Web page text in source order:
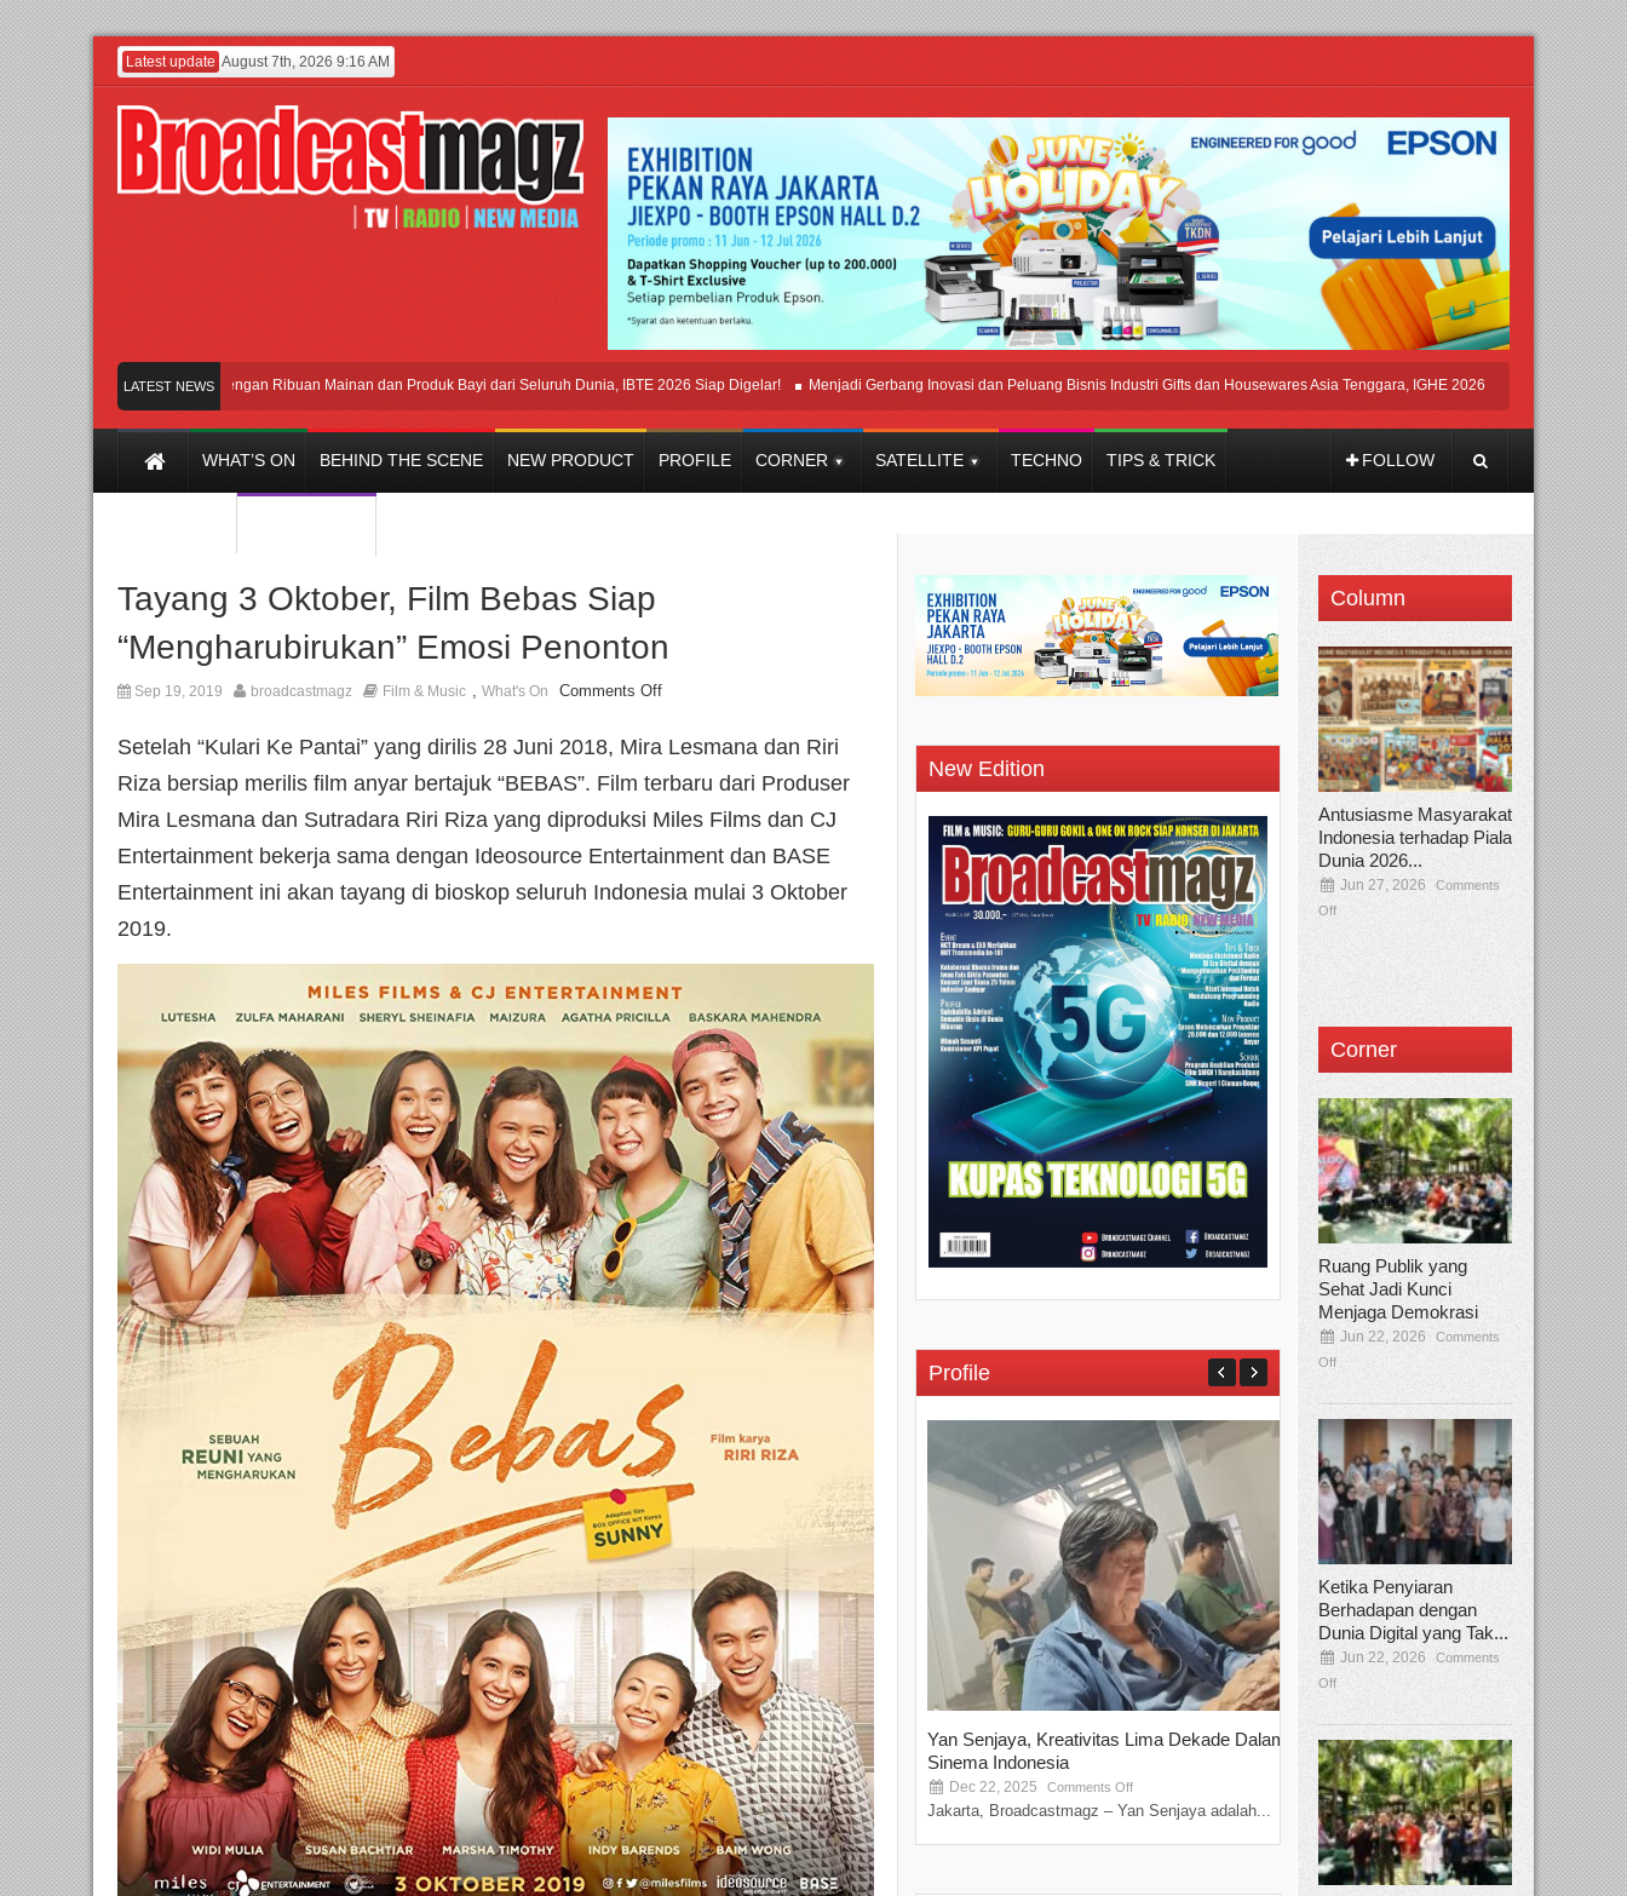
Latest update August 7th, 2026 9:16 AM
LATEST NEWS
Meramaikan Jakarta dengan Ribuan Mainan dan Produk Bayi dari Seluruh Dunia, IBTE 2026 Siap Digelar! Menjadi Gerbang Inovasi dan Peluang Bisnis Industri Gifts dan Housewares Asia Tenggara, IGHE 2026 Kembali Digelar di Jakarta
WHAT’S ON BEHIND THE SCENE NEW PRODUCT PROFILE CORNER SATELLITE TECHNO TIPS & TRICK FOLLOW
Tayang 3 Oktober, Film Bebas Siap
“Mengharubirukan” Emosi Penonton
Sep 19, 2019 broadcastmagz Film & Music , What's On Comments Off
Setelah “Kulari Ke Pantai” yang dirilis 28 Juni 2018, Mira Lesmana dan Riri
Riza bersiap merilis film anyar bertajuk “BEBAS”. Film terbaru dari Produser
Mira Lesmana dan Sutradara Riri Riza yang diproduksi Miles Films dan CJ
Entertainment bekerja sama dengan Ideosource Entertainment dan BASE
Entertainment ini akan tayang di bioskop seluruh Indonesia mulai 3 Oktober
2019.
New Edition
Profile
Yan Senjaya, Kreativitas Lima Dekade Dalam
Sinema Indonesia
Dec 22, 2025 Comments Off
Jakarta, Broadcastmagz – Yan Senjaya adalah...
Tamee Irelly Menjadi Juri Open
Film Terbaru...
Sep 08, 2025 Comments Off
Bekasi, Broadcastmagz – Dalam upaya
talenta...
Column
Antusiasme Masyarakat
Indonesia terhadap Piala
Dunia 2026...
Jun 27, 2026
Comments
Off
Corner
Ruang Publik yang
Sehat Jadi Kunci
Menjaga Demokrasi
Jun 22, 2026
Comments
Off
Ketika Penyiaran
Berhadapan dengan
Dunia Digital yang Tak...
Jun 22, 2026
Comments
Off